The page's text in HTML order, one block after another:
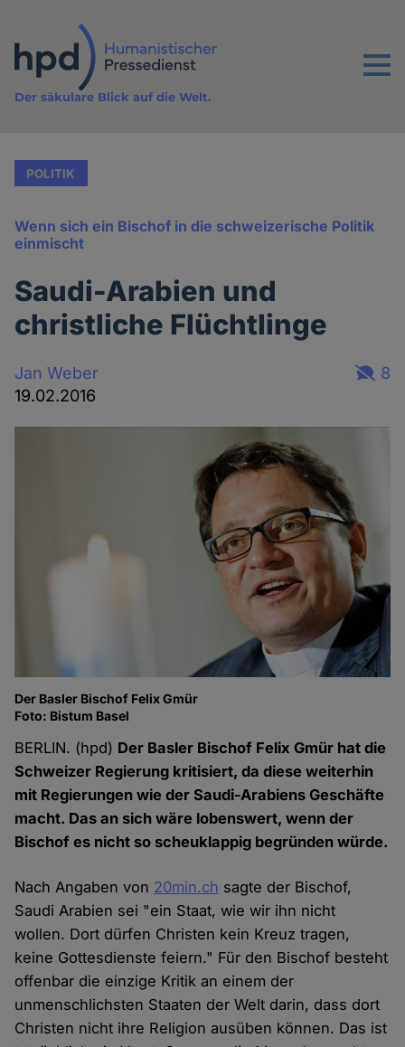
Inhalt
Menu
Der säkulare Blick auf die Welt.
POLITIK
Wenn sich ein Bischof in die schweizerische Politik
einmischt
Saudi-Arabien und
christliche Flüchtlinge
Jan Weber
19.02.2016
8
Der Basler Bischof Felix Gmür
Foto: Bistum Basel
BERLIN. (hpd) Der Basler Bischof Felix Gmür hat die
Schweizer Regierung kritisiert, da diese weiterhin
mit Regierungen wie der Saudi-Arabiens Geschäfte
macht. Das an sich wäre lobenswert, wenn der
Bischof es nicht so scheuklappig begründen würde.
Nach Angaben von 20min.ch sagte der Bischof,
Saudi Arabien sei "ein Staat, wie wir ihn nicht
wollen. Dort dürfen Christen kein Kreuz tragen,
keine Gottesdienste feiern." Für den Bischof besteht
offenbar die einzige Kritik an einem der
unmenschlichsten Staaten der Welt darin, dass dort
Christen nicht ihre Religion ausüben können. Das ist